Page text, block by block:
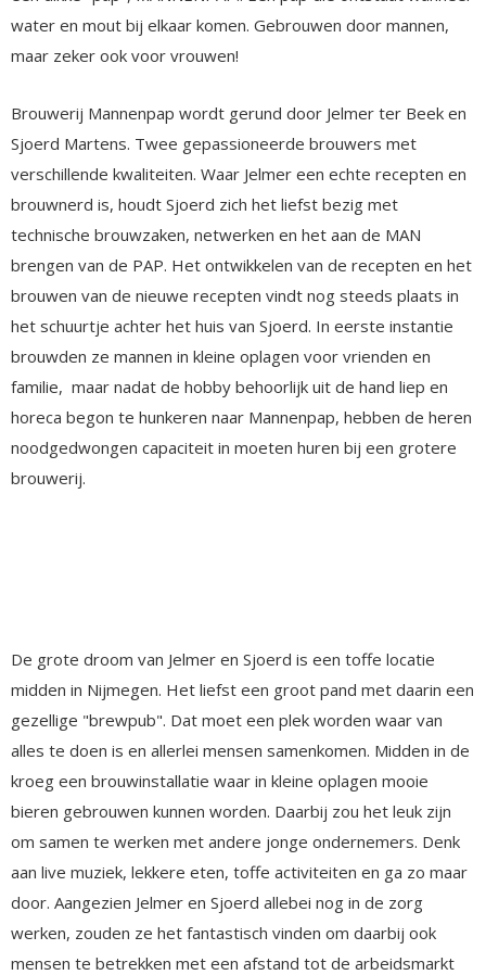
water en mout bij elkaar komen. Gebrouwen door mannen,
maar zeker ook voor vrouwen!
Brouwerij Mannenpap wordt gerund door Jelmer ter Beek en
Sjoerd Martens. Twee gepassioneerde brouwers met
verschillende kwaliteiten. Waar Jelmer een echte recepten en
brouwnerd is, houdt Sjoerd zich het liefst bezig met
technische brouwzaken, netwerken en het aan de MAN
brengen van de PAP. Het ontwikkelen van de recepten en het
brouwen van de nieuwe recepten vindt nog steeds plaats in
het schuurtje achter het huis van Sjoerd. In eerste instantie
brouwden ze mannen in kleine oplagen voor vrienden en
familie, maar nadat de hobby behoorlijk uit de hand liep en
horeca begon te hunkeren naar Mannenpap, hebben de heren
noodgedwongen capaciteit in moeten huren bij een grotere
brouwerij.
De grote droom van Jelmer en Sjoerd is een toffe locatie
midden in Nijmegen. Het liefst een groot pand met daarin een
gezellige "brewpub". Dat moet een plek worden waar van
alles te doen is en allerlei mensen samenkomen. Midden in de
kroeg een brouwinstallatie waar in kleine oplagen mooie
bieren gebrouwen kunnen worden. Daarbij zou het leuk zijn
om samen te werken met andere jonge ondernemers. Denk
aan live muziek, lekkere eten, toffe activiteiten en ga zo maar
door. Aangezien Jelmer en Sjoerd allebei nog in de zorg
werken, zouden ze het fantastisch vinden om daarbij ook
mensen te betrekken met een afstand tot de arbeidsmarkt